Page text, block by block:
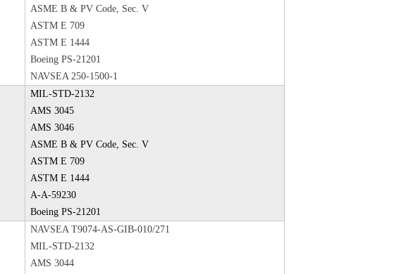
ASME B & PV Code, Sec. V
ASTM E 709
ASTM E 1444
Boeing PS-21201
NAVSEA 250-1500-1
MIL-STD-2132
AMS 3045
AMS 3046
ASME B & PV Code, Sec. V
ASTM E 709
ASTM E 1444
A-A-59230
Boeing PS-21201
NAVSEA T9074-AS-GIB-010/271
MIL-STD-2132
AMS 3044